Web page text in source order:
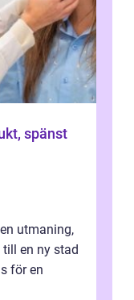
spänst
utmaning,
en ny stad
för en